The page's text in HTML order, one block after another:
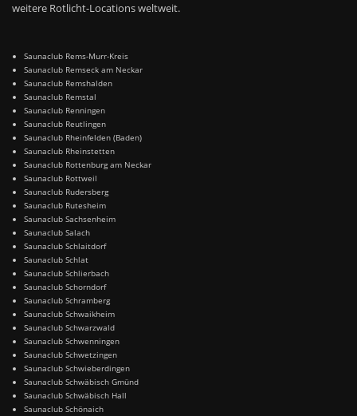
weitere Rotlicht-Locations weltweit.
Saunaclub Rems-Murr-Kreis
Saunaclub Remseck am Neckar
Saunaclub Remshalden
Saunaclub Remstal
Saunaclub Renningen
Saunaclub Reutlingen
Saunaclub Rheinfelden (Baden)
Saunaclub Rheinstetten
Saunaclub Rottenburg am Neckar
Saunaclub Rottweil
Saunaclub Rudersberg
Saunaclub Rutesheim
Saunaclub Sachsenheim
Saunaclub Salach
Saunaclub Schlaitdorf
Saunaclub Schlat
Saunaclub Schlierbach
Saunaclub Schorndorf
Saunaclub Schramberg
Saunaclub Schwaikheim
Saunaclub Schwarzwald
Saunaclub Schwenningen
Saunaclub Schwetzingen
Saunaclub Schwieberdingen
Saunaclub Schwäbisch Gmünd
Saunaclub Schwäbisch Hall
Saunaclub Schönaich